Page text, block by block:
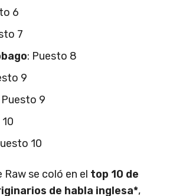
6
7
: Puesto 8
9
Puesto 9
10
se coló en el top 10 de
de habla inglesa*,